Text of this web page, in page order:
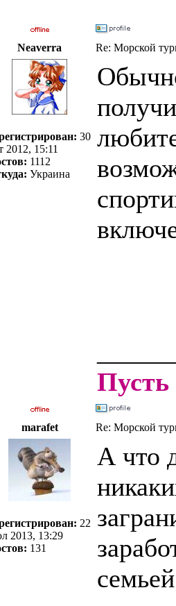
Neaverra Re: Морской
30
2012, 15:11
1112
Украина
Пусть
marafet Re: Морской
22
2013, 13:29
131
А что